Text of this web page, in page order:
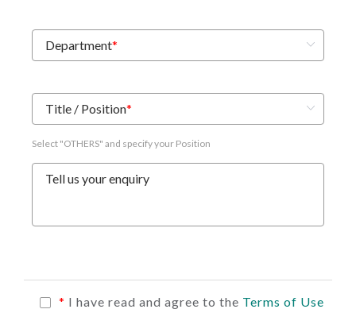
Department*
Title / Position*
Select "OTHERS" and specify your Position
Tell us your enquiry
* I have read and agree to the Terms of Use